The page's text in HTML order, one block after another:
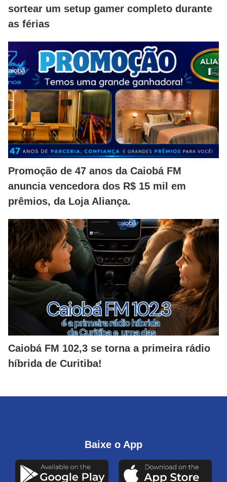
sortear um setup gamer completo durante
as férias
Promoção de 47 anos da Caiobá FM
anuncia vencedora dos R$ 15 mil em
prêmios, da Loja Aliança.
Caiobá FM 102,3 se torna a primeira rádio
híbrida de Curitiba!
Baixe o App